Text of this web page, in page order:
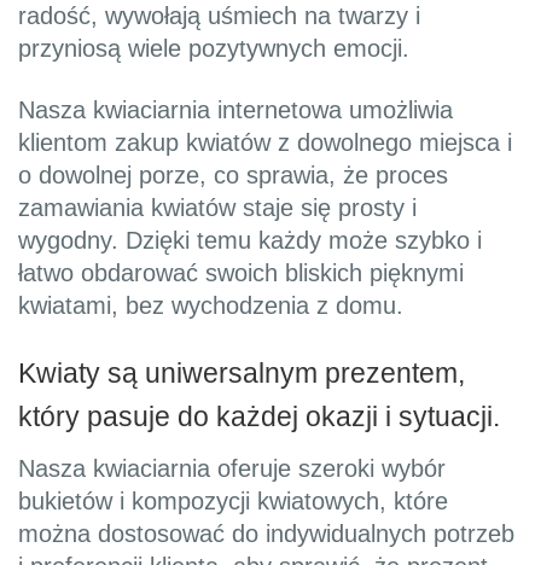
radość, wywołają uśmiech na twarzy i
przyniosą wiele pozytywnych emocji.
Nasza kwiaciarnia internetowa umożliwia
klientom zakup kwiatów z dowolnego miejsca i
o dowolnej porze, co sprawia, że proces
zamawiania kwiatów staje się prosty i
wygodny. Dzięki temu każdy może szybko i
łatwo obdarować swoich bliskich pięknymi
kwiatami, bez wychodzenia z domu.
Kwiaty są uniwersalnym prezentem,
który pasuje do każdej okazji i sytuacji.
Nasza kwiaciarnia oferuje szeroki wybór
bukietów i kompozycji kwiatowych, które
można dostosować do indywidualnych potrzeb